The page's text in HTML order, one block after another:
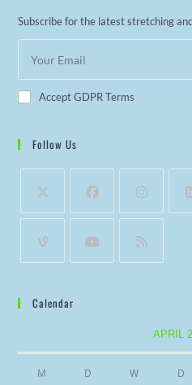
Subscribe for the latest stretching
Accept GDPR Terms
Follow Us
Calendar
APRIL
M D W D